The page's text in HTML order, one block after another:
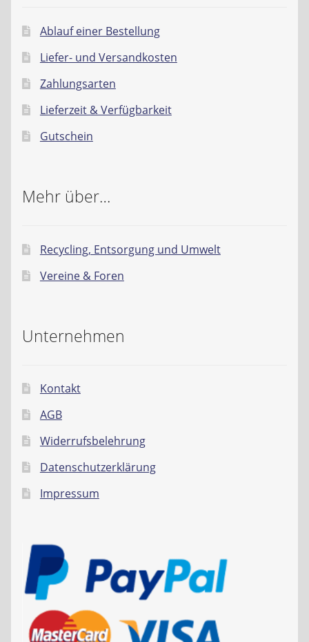
Ablauf einer Bestellung
Liefer- und Versandkosten
Zahlungsarten
Lieferzeit & Verfügbarkeit
Gutschein
Mehr über…
Recycling, Entsorgung und Umwelt
Vereine & Foren
Unternehmen
Kontakt
AGB
Widerrufsbelehrung
Datenschutzerklärung
Impressum